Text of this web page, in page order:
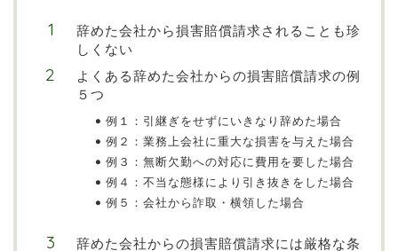
辞めた会社から損害賠償請求されることも珍
しくない
よくある辞めた会社からの損害賠償請求の例
５つ
例１：引継ぎをせずにいきなり辞めた場合
例２：業務上会社に重大な損害を与えた場合
例３：無断欠勤への対応に費用を要した場合
例４：不当な態様により引き抜きをした場合
例５：会社から詐取・横領した場合
辞めた会社からの損害賠償請求には厳格な条